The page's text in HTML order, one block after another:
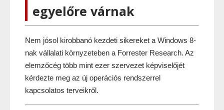
egyelőre várnak
Nem jósol kirobbanó kezdeti sikereket a Windows 8-
nak vállalati környzeteben a Forrester Research. Az
elemzőcég több mint ezer szervezet képviselőjét
kérdezte meg az új operációs rendszerrel
kapcsolatos terveikről.